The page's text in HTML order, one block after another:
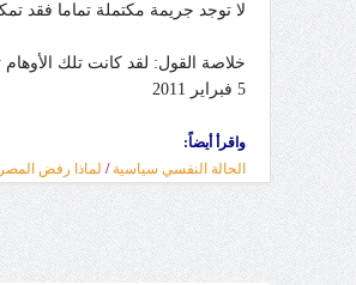
لا توجد جريمة مكتملة تماما فقد
خلاصة القول: لقد كانت تلك
5 فبراير 2011
واقرأ أيضاً:
الحالة النفسي سياسية / لماذا رفض